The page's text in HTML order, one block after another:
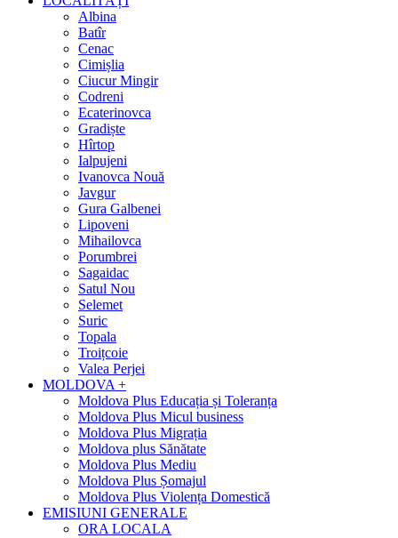
Albina
Batîr
Cenac
Cimișlia
Ciucur Mingir
Codreni
Ecaterinovca
Gradiște
Hîrtop
Ialpujeni
Ivanovca Nouă
Javgur
Gura Galbenei
Lipoveni
Mihailovca
Porumbrei
Sagaidac
Satul Nou
Selemet
Suric
Topala
Troițcoie
Valea Perjei
MOLDOVA +
Moldova Plus Educația și Toleranța
Moldova Plus Micul business
Moldova Plus Migrația
Moldova plus Sănătate
Moldova Plus Mediu
Moldova Plus Șomajul
Moldova Plus Violența Domestică
EMISIUNI GENERALE
ORA LOCALA